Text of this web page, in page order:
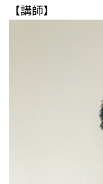
【講師】